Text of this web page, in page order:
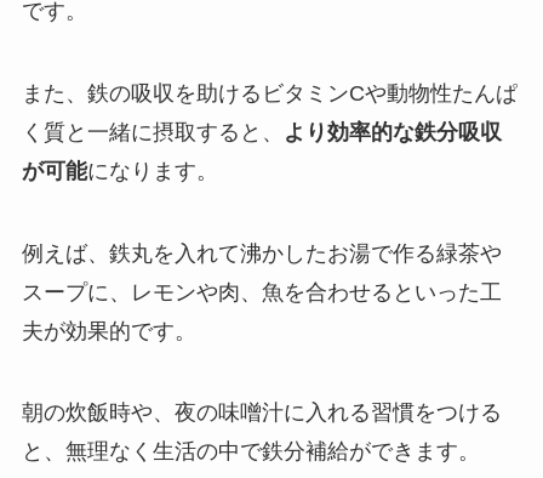
です。
また、鉄の吸収を助けるビタミンCや動物性たんぱ
く質と一緒に摂取すると、
より効率的な鉄分吸収
が可能になります。
例えば、鉄丸を入れて沸かしたお湯で作る緑茶や
スープに、レモンや肉、魚を合わせるといった工
夫が効果的です。
朝の炊飯時や、夜の味噌汁に入れる習慣をつける
と、無理なく生活の中で鉄分補給ができます。